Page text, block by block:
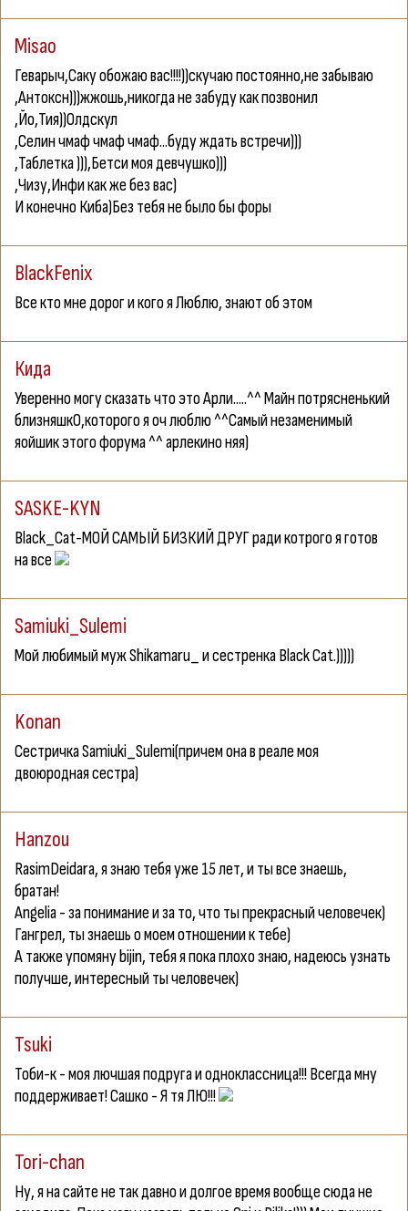
Misao
Геварыч,Саку обожаю вас!!!!))скучаю постоянно,не забываю
,Антоксн)))жжошь,никогда не забуду как позвонил
,Йо,Тия))Олдскул
,Селин чмаф чмаф чмаф...буду ждать встречи)))
,Таблетка ))),Бетси моя девчушко)))
,Чизу,Инфи как же без вас)
И конечно Киба)Без тебя не было бы форы
BlackFenix
Все кто мне дорог и кого я Люблю, знают об этом
Кида
Уверенно могу сказать что это Арли.....^^ Майн потрясненький
близняшкО,которого я оч люблю ^^Самый незаменимый
яойшик этого форума ^^арлекиноняя)
SASKE-KYN
Black_Cat-МОЙ САМЫЙ БИЗКИЙ ДРУГ ради котрого я готов
на все
Samiuki_Sulemi
Мой любимый муж Shikamaru_ и сестренка Black Cat.)))))
Konan
Сестричка Samiuki_Sulemi(причем она в реале моя
двоюродная сестра)
Hanzou
RasimDeidara, я знаю тебя уже 15 лет, и ты все знаешь,
братан!
Angelia- за понимание и за то, что ты прекрасный человечек)
Гангрел, ты знаешь о моем отношении к тебе)
А также упомянуbijin, тебя я пока плохо знаю, надеюсь узнать
получше, интересный ты человечек)
Tsuki
Тоби-к - моя лючшая подруга и одноклассница!!! Всегда мну
поддерживает! Сашко - Я тя ЛЮ!!!
Tori-chan
Ну, я на сайте не так давно и долгое время вообще сюда не